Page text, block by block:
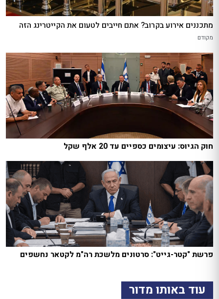
מתכננים אירוע בקרוב? אתם חייבים לטעום את הקייטרינג הזה
מקודם
חוק הגיוס: עיצומים כספיים עד 20 אלף שקל
פרשת "קטר-גייט": סרטונים מלשכת רה"מ לקטאר נחשפים
עוד באותו מדור